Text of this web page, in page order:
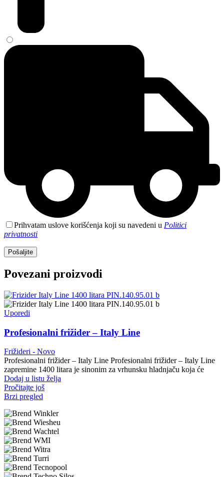
Prihvatam uslove korišćenja koji su navedeni u Politici
privatnosti
Povezani proizvodi
Uporedi
Profesionalni frižider – Italy Line
Frižideri - Novo
Profesionalni frižider – Italy Line Profesionalni frižider – Italy Line
zapremine 1400 litara je sinonim za vrhunsku hladnjaču koja će
Dodaj u listu želja
Pročitajte još
Brzi pregled